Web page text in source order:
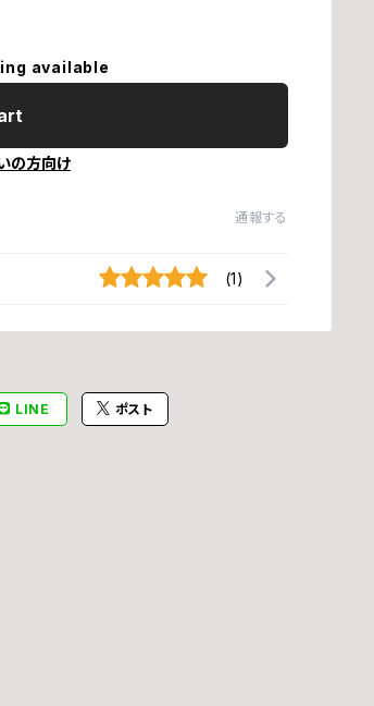
available
の方向け
通報する
(1)
LINE ポスト